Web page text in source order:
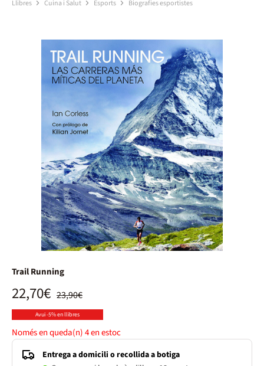
Llibres Cuina i Salut Esports Biografies esportistes
Trail Running
23,90€
22,70€
Avui -5% en llibres
Només en queda(n)4en estoc
Entrega a domicili o recollida a botiga